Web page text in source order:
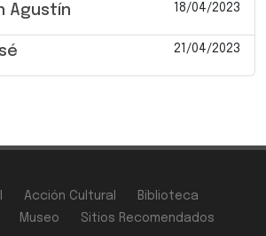
Agustín 18/04/2023
21/04/2023
Acción Cultural
Biblioteca
Museo Sitios Recomendados